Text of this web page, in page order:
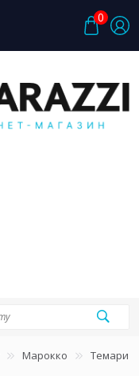
0
Марокко Темари